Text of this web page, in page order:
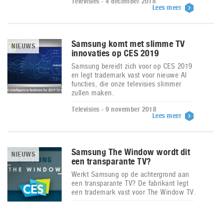
Lees meer
NIEUWS
Samsung komt met slimme TV
innovaties op CES 2019
Samsung bereidt zich voor op CES 2019
en legt trademark vast voor nieuwe AI
functies, die onze televisies slimmer
zullen maken.
Televisies - 9 november 2018
Lees meer
NIEUWS
Samsung The Window wordt dit
een transparante TV?
Werkt Samsung op de achtergrond aan
een transparante TV? De fabrikant legt
een trademark vast voor The Window TV.